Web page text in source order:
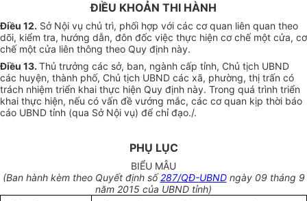
ĐIỀU KHOẢN THI HÀNH
Điều 12. Sở Nội vụ chủ trì, phối hợp với các cơ quan liên quan theo
dõi, kiểm tra, hướng dẫn, đôn đốc việc thực hiện cơ chế một cửa, cơ
chế một cửa liên thông theo Quy định này.
Điều 13. Thủ trưởng các sở, ban, ngành cấp tỉnh, Chủ tịch UBND
các huyện, thành phố, Chủ tịch UBND các xã, phường, thị trấn có
trách nhiệm triển khai thực hiện Quy định này. Trong quá trình triển
khai thực hiện, nếu có vấn đề vướng mắc, các cơ quan kịp thời báo
cáo UBND tỉnh (qua Sở Nội vụ) để chỉ đạo./.
PHỤ LỤC
BIỂU MẪU
(Ban hành kèm theo Quyết định số287/QĐ-UBNDngày 09 tháng 9
năm 2015 của UBND tỉnh)